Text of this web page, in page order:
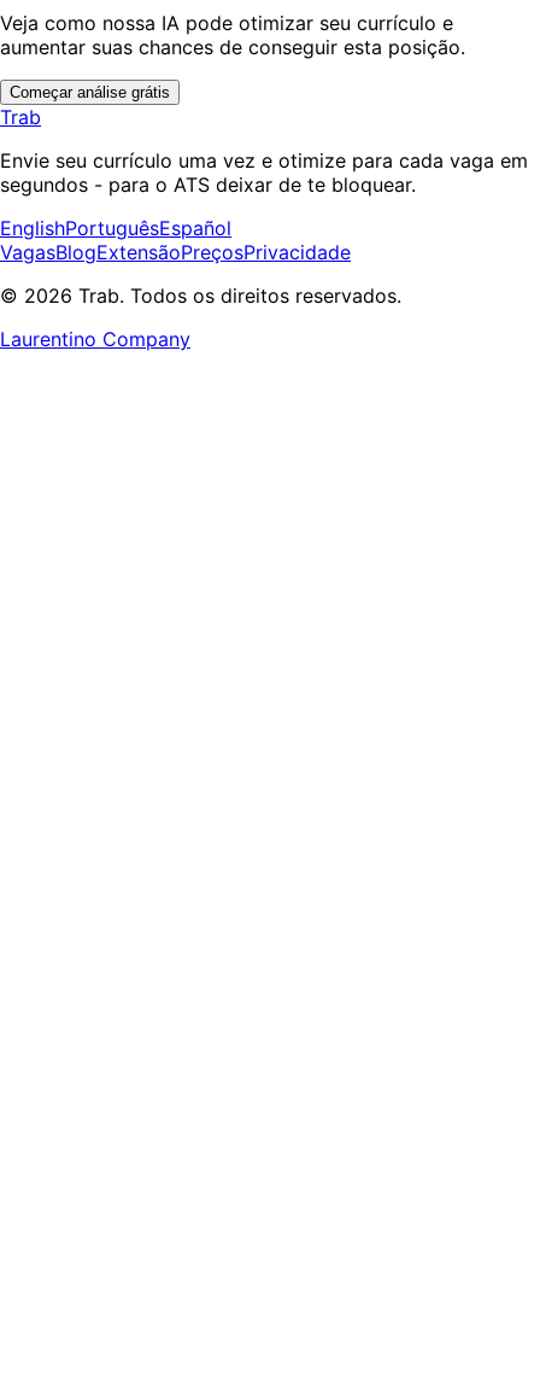
Veja como nossa IA pode otimizar seu currículo e
aumentar suas chances de conseguir esta posição.
Começar análise grátis
Trab
Envie seu currículo uma vez e otimize para cada vaga em
segundos - para o ATS deixar de te bloquear.
EnglishPortuguêsEspañol
VagasBlogExtensãoPreçosPrivacidade
© 2026 Trab. Todos os direitos reservados.
Laurentino Company